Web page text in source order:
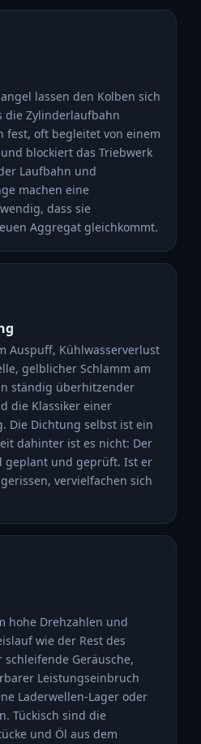
lassen den Kolben sich
die Zylinderlaufbahn
fest, oft begleitet von einem
blockiert das Triebwerk
Laufbahn und
machen eine
dass sie
Aggregat gleichkommt.
Auspuff, Kühlwasserverlust
gelblicher Schlamm am
ständig überhitzender
die Klassiker einer
Die Dichtung selbst ist ein
dahinter ist es nicht: Der
geplant und geprüft. Ist er
vervielfachen sich
hohe Drehzahlen und
wie der Rest des
Geräusche,
Leistungseinbruch
Laderwellen-Lager oder
Tückisch sind die
und Öl aus dem